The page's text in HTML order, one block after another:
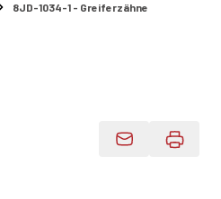
8JD-1034-1 - Greiferzähne
Produktdaten